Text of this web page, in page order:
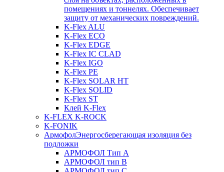
помещениях и тоннелях. Обеспечивает
защиту от механических повреждений.
K-Flex ALU
K-Flex ECO
K-Flex EDGE
K-Flex IC CLAD
K-Flex IGO
K-Flex PE
K-Flex SOLAR HT
K-Flex SOLID
K-Flex ST
Клей K-Flex
K-FLEX K-ROCK
K-FONIK
АрмофолЭнергосберегающая изоляция без
подложки
АРМОФОЛ Тип А
АРМОФОЛ тип В